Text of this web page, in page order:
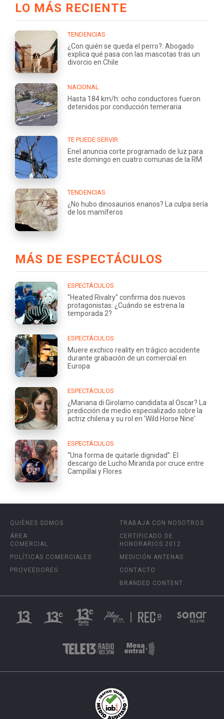
LO MÁS RECIENTE
TENDENCIAS
¿Con quién se queda el perro?: Abogado
explica qué pasa con las mascotas tras un
divorcio en Chile
NACIONAL
Hasta 184 km/h: ocho conductores fueron
detenidos por conducción temeraria
TE PUEDE SERVIR
Enel anuncia corte programado de luz para
este domingo en cuatro comunas de la RM
TENDENCIAS
¿No hubo dinosaurios enanos? La culpa sería
de los mamíferos
MÁS DE ESPECTÁCULOS
ESPECTÁCULOS
"Heated Rivalry" confirma dos nuevos
protagonistas: ¿Cuándo se estrena la
temporada 2?
ESPECTÁCULOS
Muere exchico reality en trágico accidente
durante grabación de un comercial en
Europa
ESPECTÁCULOS
¿Mariana di Girolamo candidata al Oscar? La
predicción de medio especializado sobre la
actriz chilena y su rol en 'Wild Horse Nine'
ESPECTÁCULOS
“Una forma de quitarle dignidad”: El
descargo de Lucho Miranda por cruce entre
Campillai y Flores
QUIÉNES SOMOS
ÁREA
COMERCIAL
POLÍTICAS COMERCIALES
PROVEEDORES
TRABAJA CON NOSOTROS
CERTIFICADO DE
HONORARIOS 2012
MEDICIÓN ANTENAS
CONTACTO
BRANDED CONTENT